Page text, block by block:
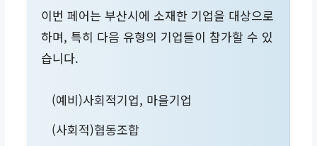
이번 페어는 부산시에 소재한 기업을 대상으로
하며, 특히 다음 유형의 기업들이 참가할 수 있
습니다.
(예비)사회적기업, 마을기업
(사회적)협동조합